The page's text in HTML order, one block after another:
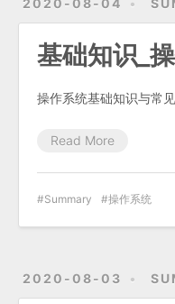
2020-08-04
基础知识_
操作系统基础知识与常见
Read More
Summary 操作系统
2020-08-03